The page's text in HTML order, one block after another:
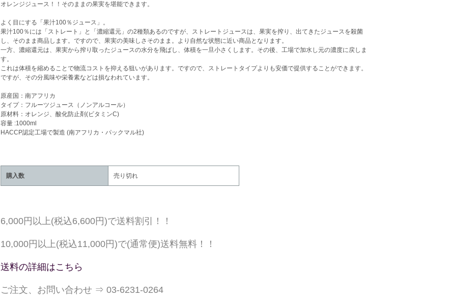
オレンジジュース！！そのままの果実を堪能できます。
よく目にする「果汁100％ジュース」。
果汁100％には「ストレート」と「濃縮還元」の2種類あるのですが、ストレートジュースは、果実を搾り、出てきたジュースを殺菌
し、そのまま商品します。ですので、果実の美味しさそのまま。より自然な状態に近い商品となります。
一方、濃縮還元は、果実から搾り取ったジュースの水分を飛ばし、体積を一旦小さくします。その後、工場で加水し元の濃度に戻しま
す。
これは体積を縮めることで物流コストを抑える狙いがあります。ですので、ストレートタイプよりも安価で提供することができます。
ですが、その分風味や栄養素などは損なわれています。
原産国：南アフリカ
タイプ：フルーツジュース（ノンアルコール）
原材料：オレンジ、酸化防止剤(ビタミンC)
容量 :1000ml
HACCP認定工場で製造 (南アフリカ・パックマル社)
購入数 売り切れ
6,000円以上(税込6,600円)で送料割引！！
10,000円以上(税込11,000円)で(通常便)送料無料！！
送料の詳細はこちら
ご注文、お問い合わせ ⇒ 03-6231-0264